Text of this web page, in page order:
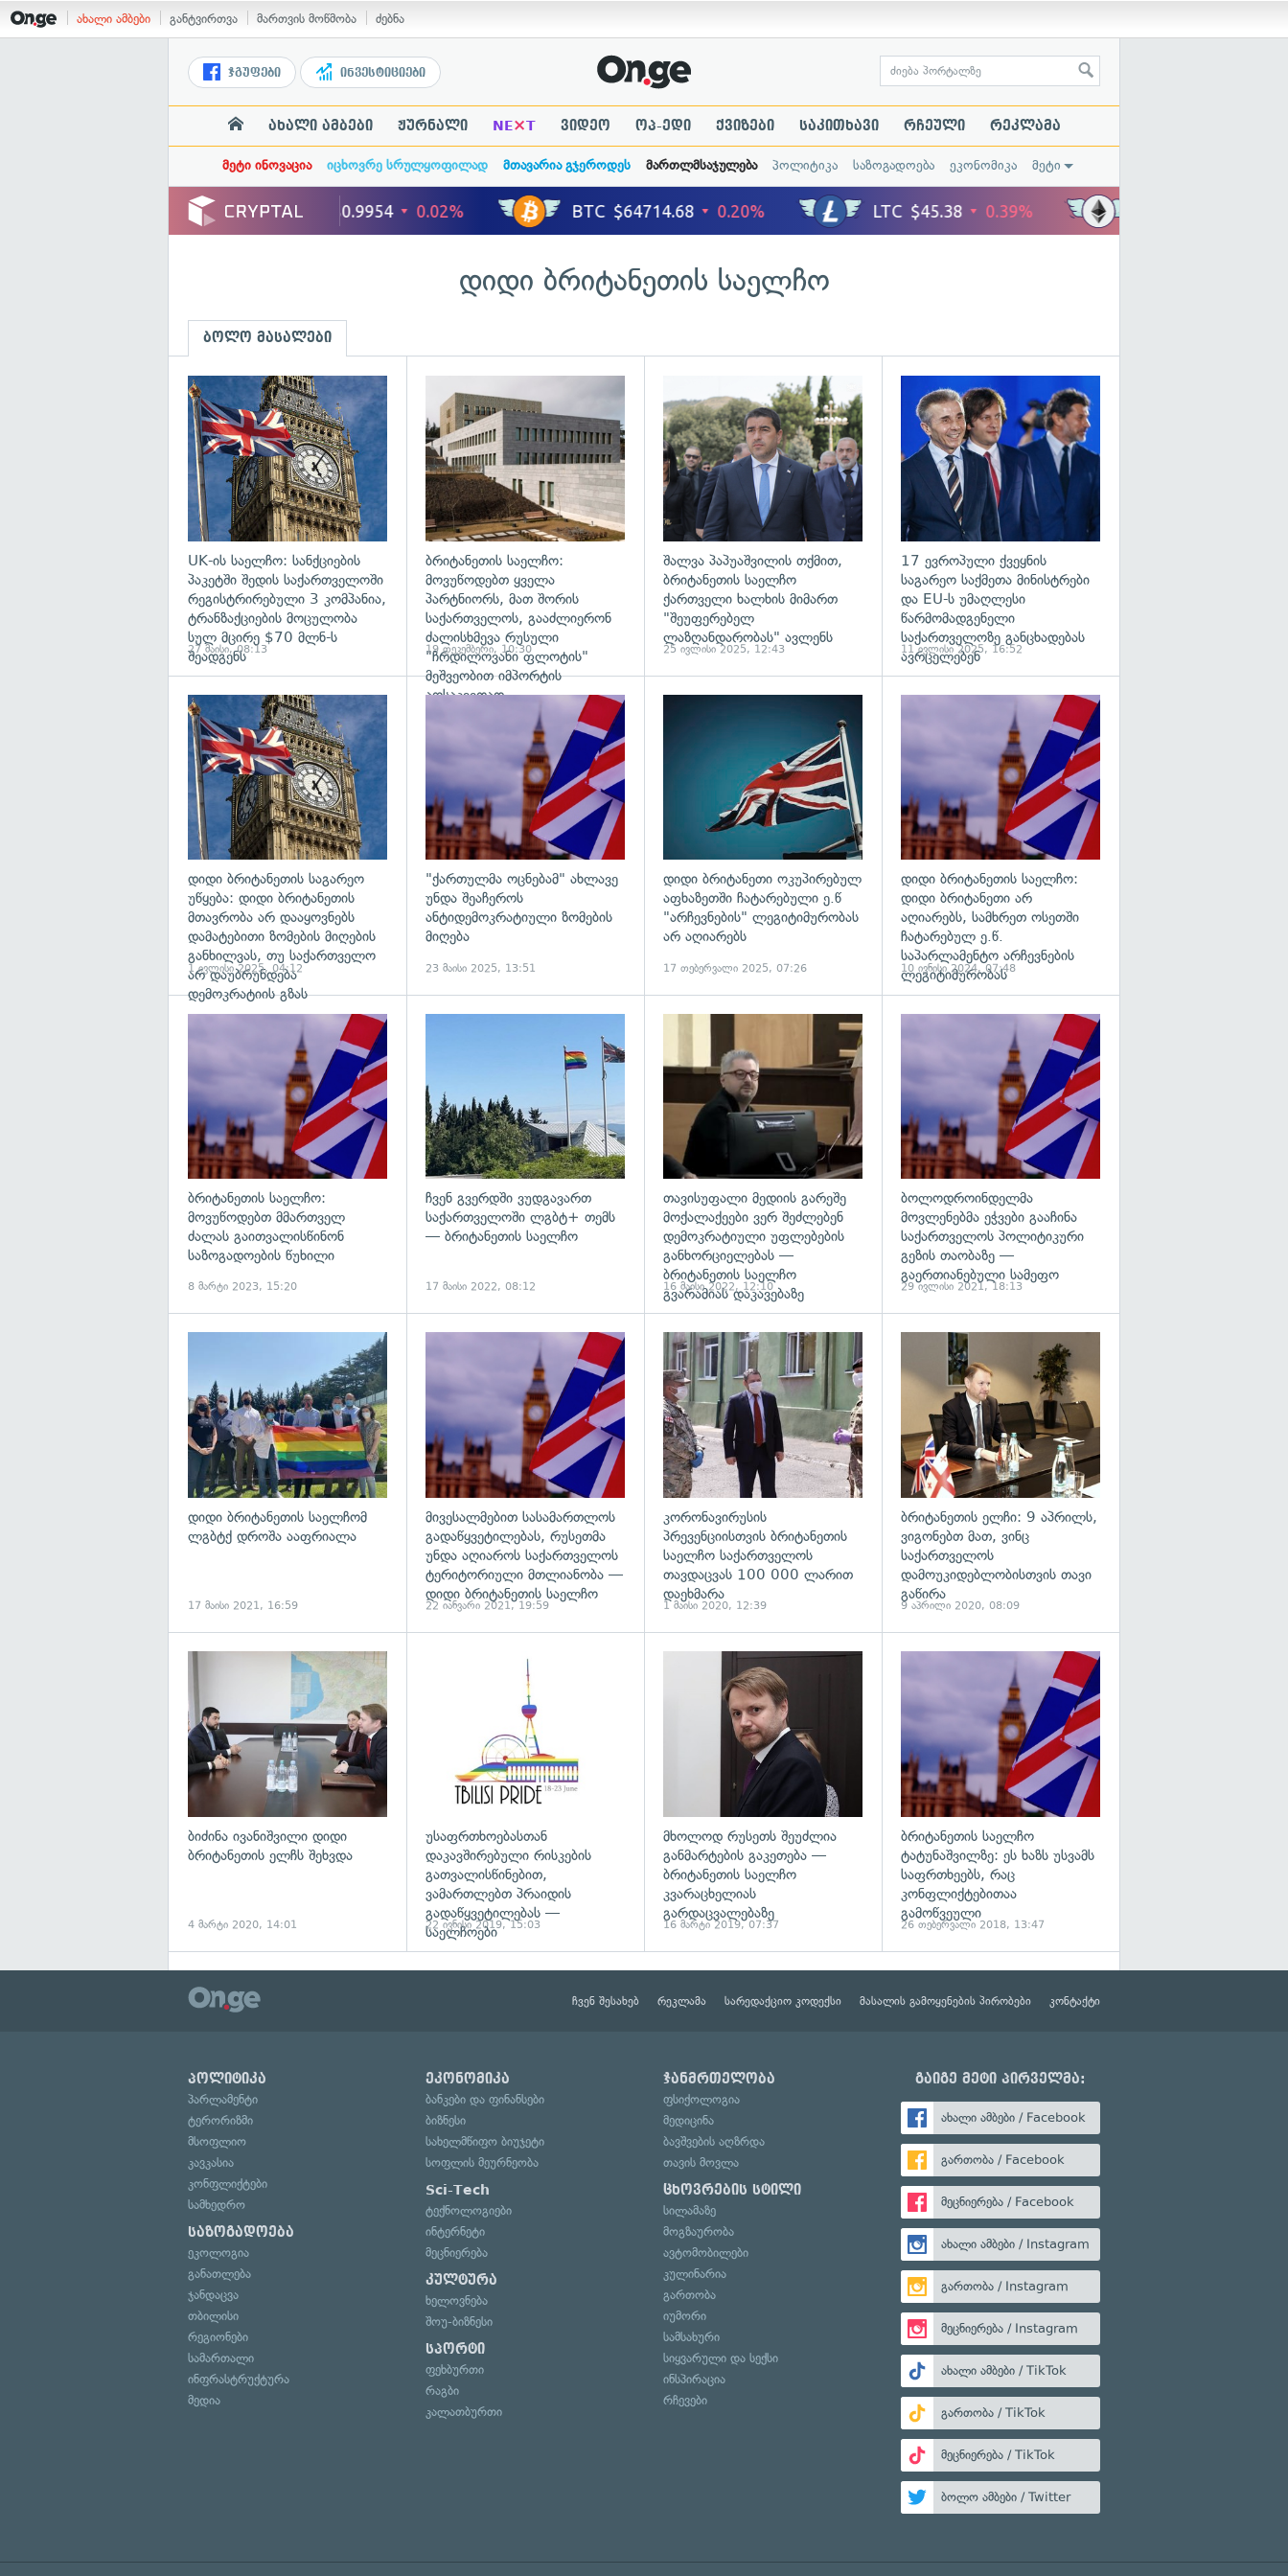
ახალი ამბები განტვირთვა მართვის მოწმობა ძებნა
ჯგუფები ინვესტიციები
ახალი ამბები ჟურნალი NE×T ვიდეო ოპ-ედი ქვიზები საკითხავი რჩეული რეკლამა
მეტი ინოვაცია იცხოვრე სრულყოფილად მთავარია გჯეროდეს მართლმსაჯულება პოლიტიკა საზოგადოება ეკონომიკა მეტი
დიდი ბრიტანეთის საელჩო
ბოლო მასალები
გადახედვა
UK-ის საელჩო: სანქციების
პაკეტში შედის საქართველოში
რეგისტრირებული 3 კომპანია,
ტრანზაქციების მოცულობა
სულ მცირე $70 მლნ-ს
შეადგენს
27 მაისი, 08:13
გადახედვა
ბრიტანეთის საელჩო:
მოვუწოდებთ ყველა
პარტნიორს, მათ შორის
საქართველოს, გააძლიერონ
ძალისხმევა რუსული
"ჩრდილოვანი ფლოტის"
მეშვეობით იმპორტის
აღსაკვეთად
19 დეკემბერი, 10:30
გადახედვა
შალვა პაპუაშვილის თქმით,
ბრიტანეთის საელჩო
ქართველი ხალხის მიმართ
"შეუფერებელ
ლაზღანდარობას" ავლენს
25 ივლისი 2025, 12:43
17 ევროპული ქვეყნის
საგარეო საქმეთა მინისტრები
და EU-ს უმაღლესი
წარმომადგენელი
საქართველოზე განცხადებას
ავრცელებენ
11 ივლისი 2025, 16:52
დიდი ბრიტანეთის საგარეო
უწყება: დიდი ბრიტანეთის
მთავრობა არ დააყოვნებს
დამატებითი ზომების მიღების
განხილვას, თუ საქართველო
არ დაუბრუნდება
დემოკრატიის გზას
1 ივლისი 2025, 04:12
"ქართულმა ოცნებამ" ახლავე
უნდა შეაჩეროს
ანტიდემოკრატიული ზომების
მიღება
23 მაისი 2025, 13:51
დიდი ბრიტანეთი ოკუპირებულ
აფხაზეთში ჩატარებული ე.წ
"არჩევნების" ლეგიტიმურობას
არ აღიარებს
17 თებერვალი 2025, 07:26
დიდი ბრიტანეთის საელჩო:
დიდი ბრიტანეთი არ
აღიარებს, სამხრეთ ოსეთში
ჩატარებულ ე.წ.
საპარლამენტო არჩევნების
ლეგიტიმურობას
10 ივნისი 2024, 07:48
ბრიტანეთის საელჩო:
მოვუწოდებთ მმართველ
ძალას გაითვალისწინონ
საზოგადოების წუხილი
8 მარტი 2023, 15:20
გადახედვა
ჩვენ გვერდში ვუდგავართ
საქართველოში ლგბტ+ თემს
— ბრიტანეთის საელჩო
17 მაისი 2022, 08:12
თავისუფალი მედიის გარეშე
მოქალაქეები ვერ შეძლებენ
დემოკრატიული უფლებების
განხორციელებას —
ბრიტანეთის საელჩო
გვარამიას დაკავებაზე
16 მაისი 2022, 12:10
ბოლოდროინდელმა
მოვლენებმა ეჭვები გააჩინა
საქართველოს პოლიტიკური
გეზის თაობაზე —
გაერთიანებული სამეფო
29 ივლისი 2021, 18:13
დიდი ბრიტანეთის საელჩომ
ლგბტქ დროშა ააფრიალა
17 მაისი 2021, 16:59
გადახედვა
მივესალმებით სასამართლოს
გადაწყვეტილებას, რუსეთმა
უნდა აღიაროს საქართველოს
ტერიტორიული მთლიანობა —
დიდი ბრიტანეთის საელჩო
22 იანვარი 2021, 19:59
გადახედვა
კორონავირუსის
პრევენციისთვის ბრიტანეთის
საელჩო საქართველოს
თავდაცვას 100 000 ლარით
დაეხმარა
1 მაისი 2020, 12:39
ბრიტანეთის ელჩი: 9 აპრილს,
ვიგონებთ მათ, ვინც
საქართველოს
დამოუკიდებლობისთვის თავი
გაწირა
9 აპრილი 2020, 08:09
ბიძინა ივანიშვილი დიდი
ბრიტანეთის ელჩს შეხვდა
4 მარტი 2020, 14:01
უსაფრთხოებასთან
დაკავშირებული რისკების
გათვალისწინებით,
ვამართლებთ პრაიდის
გადაწყვეტილებას —
საელჩოები
22 ივნისი 2019, 15:03
მხოლოდ რუსეთს შეუძლია
განმარტების გაკეთება —
ბრიტანეთის საელჩო
კვარაცხელიას
გარდაცვალებაზე
16 მარტი 2019, 07:37
ბრიტანეთის საელჩო
ტატუნაშვილზე: ეს ხაზს უსვამს
საფრთხეებს, რაც
კონფლიქტებითაა
გამოწვეული
26 თებერვალი 2018, 13:47
ჩვენ შესახებ რეკლამა სარედაქციო კოდექსი მასალის გამოყენების პირობები კონტაქტი
პოლიტიკა
პარლამენტი
ტერორიზმი
მსოფლიო
კავკასია
კონფლიქტები
სამხედრო
საზოგადოება
ეკოლოგია
განათლება
ჯანდაცვა
თბილისი
რეგიონები
სამართალი
ინფრასტრუქტურა
მედია
ეკონომიკა
ბანკები და ფინანსები
ბიზნესი
სახელმწიფო ბიუჯეტი
სოფლის მეურნეობა
Sci-Tech
ტექნოლოგიები
ინტერნეტი
მეცნიერება
კულტურა
ხელოვნება
შოუ-ბიზნესი
სპორტი
ფეხბურთი
რაგბი
კალათბურთი
ჯანმრთელობა
ფსიქოლოგია
მედიცინა
ბავშვების აღზრდა
თავის მოვლა
ცხოვრების სტილი
სილამაზე
მოგზაურობა
ავტომობილები
კულინარია
გართობა
იუმორი
სამსახური
სიყვარული და სექსი
ინსპირაცია
რჩევები
გაიგე მეტი პირველმა:
ახალი ამბები / Facebook
გართობა / Facebook
მეცნიერება / Facebook
ახალი ამბები / Instagram
გართობა / Instagram
მეცნიერება / Instagram
ახალი ამბები / TikTok
გართობა / TikTok
მეცნიერება / TikTok
ბოლო ამბები / Twitter